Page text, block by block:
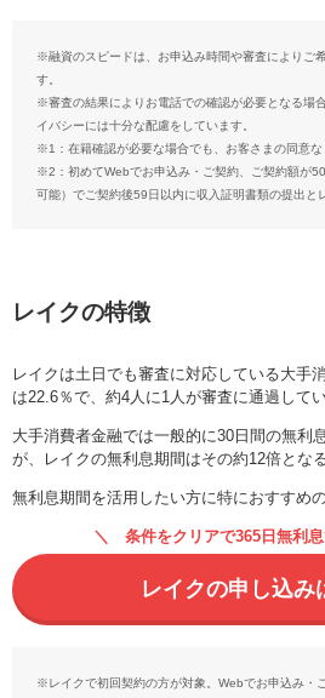
※融資のスピードは、お申込み時間や審査によりご
す。
※審査の結果によりお電話での確認が必要となる場
イバシーには十分な配慮をしています。
※1：在籍確認が必要な場合でも、お客さまの同意な
※2：初めてWebでお申込み・ご契約、ご契約額が
可能）でご契約後59日以内に収入証明書類の提出と
レイクの特徴
レイクは土日でも審査に対応している大手
は22.6％で、約4人に1人が審査に通過してい
大手消費者金融では一般的に30日間の無利
が、レイクの無利息期間はその約12倍とな
無利息期間を活用したい方に特におすすめ
条件をクリアで365日無利
レイクの申し込み
※レイクで初回契約の方が対象。Webでお申込み・